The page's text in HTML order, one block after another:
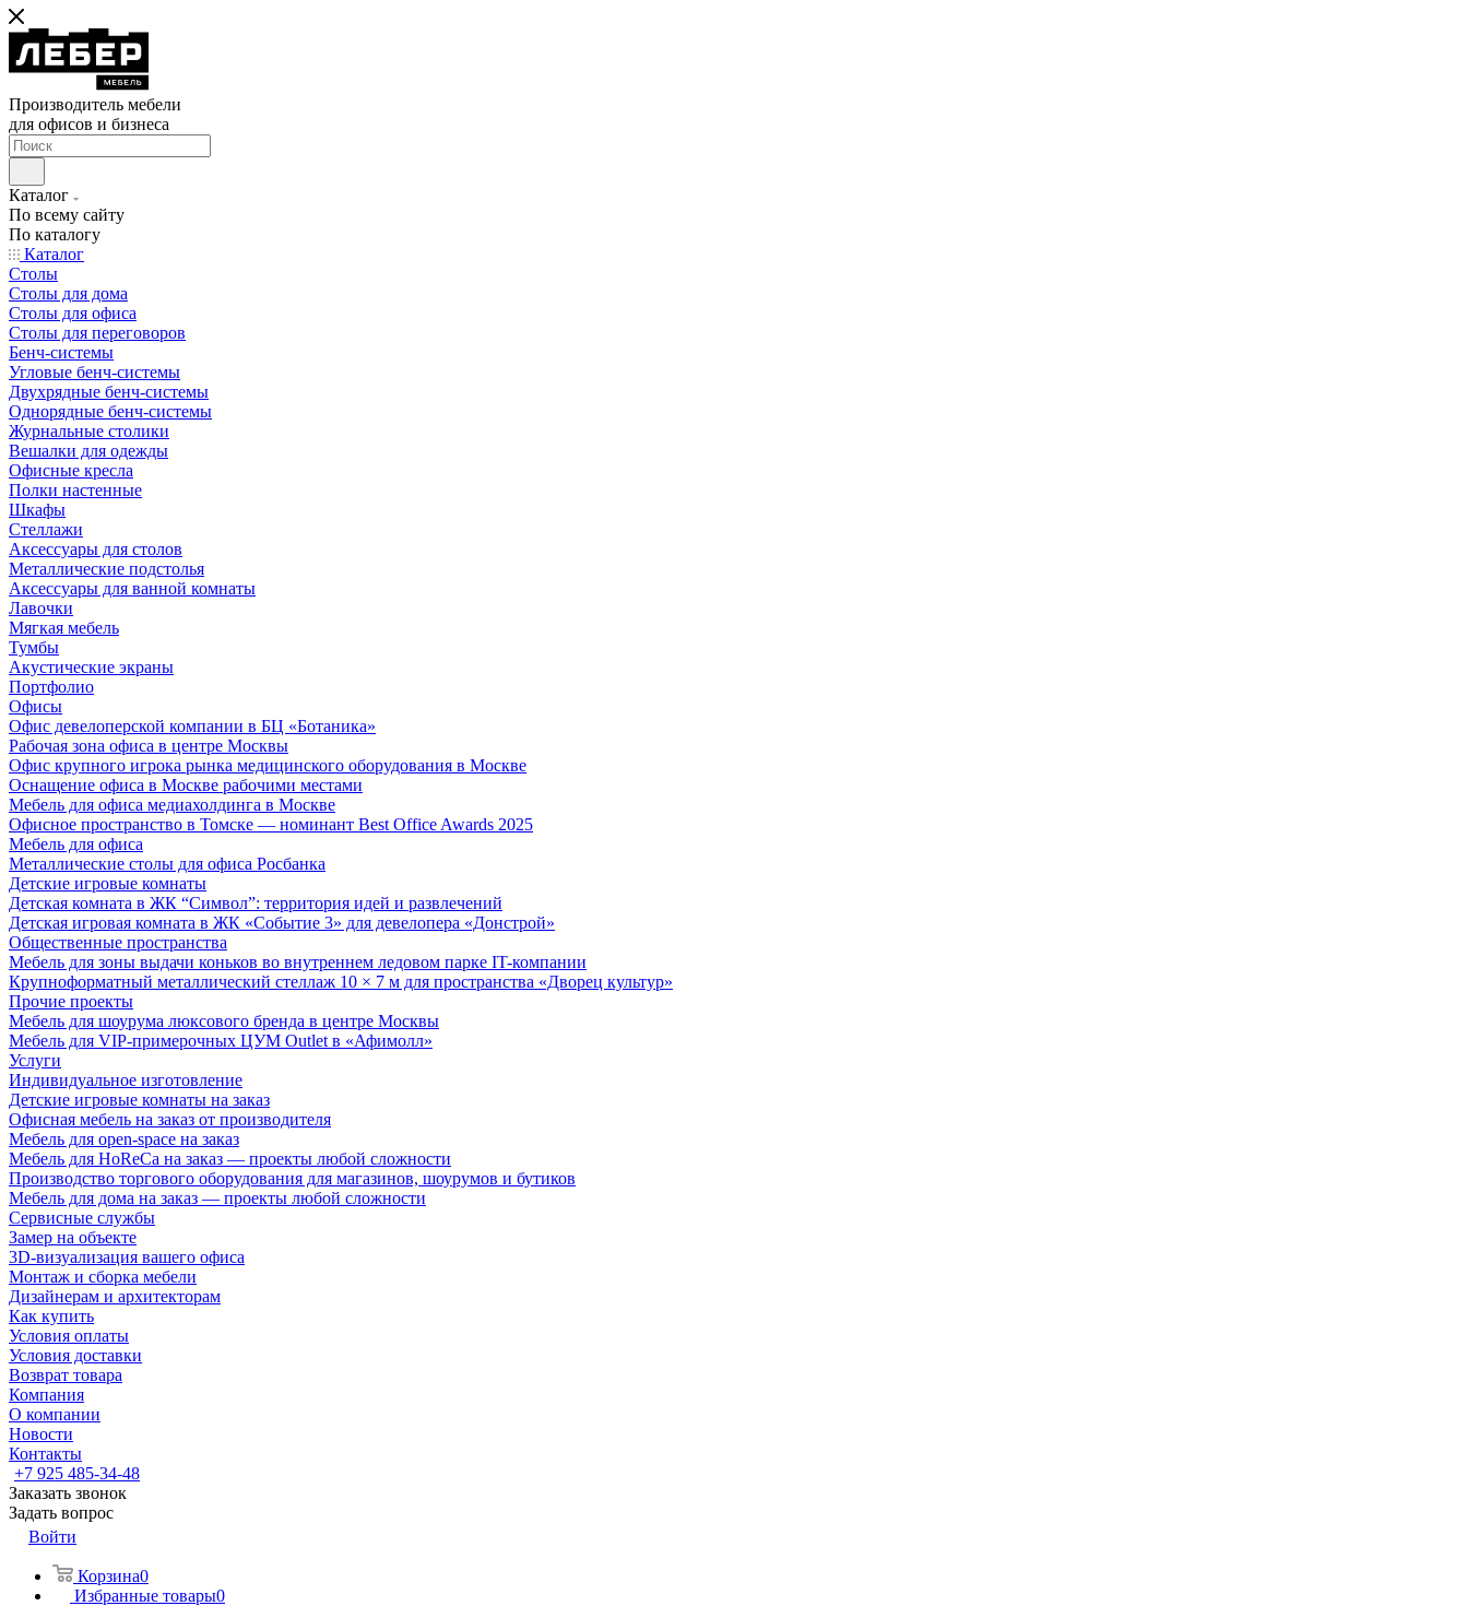
Производитель мебели
для офисов и бизнеса
Каталог
По всему сайту
По каталогу
Каталог
Столы
Столы для дома
Столы для офиса
Столы для переговоров
Бенч-системы
Угловые бенч-системы
Двухрядные бенч-системы
Однорядные бенч-системы
Журнальные столики
Вешалки для одежды
Офисные кресла
Полки настенные
Шкафы
Стеллажи
Аксессуары для столов
Металлические подстолья
Аксессуары для ванной комнаты
Лавочки
Мягкая мебель
Тумбы
Акустические экраны
Портфолио
Офисы
Офис девелоперской компании в БЦ «Ботаника»
Рабочая зона офиса в центре Москвы
Офис крупного игрока рынка медицинского оборудования в Москве
Оснащение офиса в Москве рабочими местами
Мебель для офиса медиахолдинга в Москве
Офисное пространство в Томске — номинант Best Office Awards 2025
Мебель для офиса
Металлические столы для офиса Росбанка
Детские игровые комнаты
Детская комната в ЖК “Символ”: территория идей и развлечений
Детская игровая комната в ЖК «Событие 3» для девелопера «Донстрой»
Общественные пространства
Мебель для зоны выдачи коньков во внутреннем ледовом парке IT-компании
Крупноформатный металлический стеллаж 10 × 7 м для пространства «Дворец культур»
Прочие проекты
Мебель для шоурума люксового бренда в центре Москвы
Мебель для VIP-примерочных ЦУМ Outlet в «Афимолл»
Услуги
Индивидуальное изготовление
Детские игровые комнаты на заказ
Офисная мебель на заказ от производителя
Мебель для open-space на заказ
Мебель для HoReCa на заказ — проекты любой сложности
Производство торгового оборудования для магазинов, шоурумов и бутиков
Мебель для дома на заказ — проекты любой сложности
Сервисные службы
Замер на объекте
3D-визуализация вашего офиса
Монтаж и сборка мебели
Дизайнерам и архитекторам
Как купить
Условия оплаты
Условия доставки
Возврат товара
Компания
О компании
Новости
Контакты
+7 925 485-34-48
Заказать звонок
Задать вопрос
Войти
Корзина0
Избранные товары0